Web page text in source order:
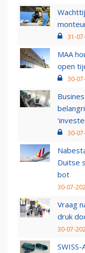
31-
MAA
open
30-
30-
Duitse
bot
30-07-
Vraag
druk
30-07-